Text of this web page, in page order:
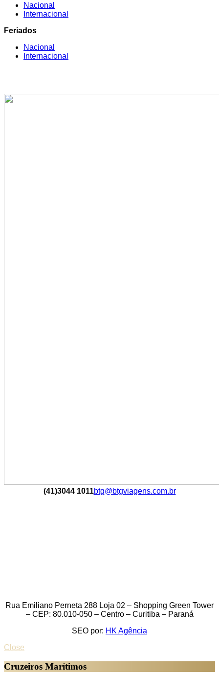
Nacional
Internacional
Feriados
Nacional
Internacional
(41)3044 1011btg@btgviagens.com.br
Rua Emiliano Perneta 288 Loja 02 – Shopping Green Tower
– CEP: 80.010-050 – Centro – Curitiba – Paraná
SEO por: HK Agência
Close
Cruzeiros Marítimos